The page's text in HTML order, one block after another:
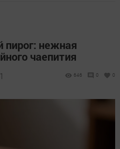
нежная
чаепития
646 0 0